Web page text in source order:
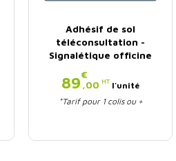
Adhésif de sol
téléconsultation -
Signalétique officine
Prix
89€
,00 HT l'unité
*Tarif pour 1 colis ou +